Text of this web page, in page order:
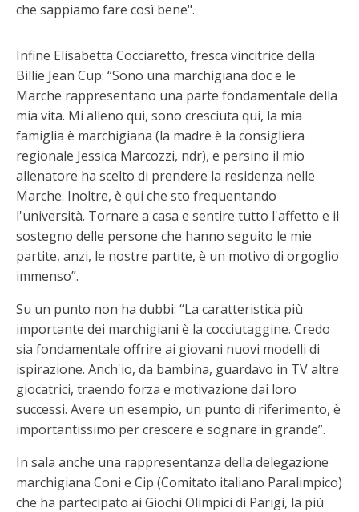
che sappiamo fare così bene".
Infine Elisabetta Cocciaretto, fresca vincitrice della
Billie Jean Cup: “Sono una marchigiana doc e le
Marche rappresentano una parte fondamentale della
mia vita. Mi alleno qui, sono cresciuta qui, la mia
famiglia è marchigiana (la madre è la consigliera
regionale Jessica Marcozzi, ndr), e persino il mio
allenatore ha scelto di prendere la residenza nelle
Marche. Inoltre, è qui che sto frequentando
l'università. Tornare a casa e sentire tutto l'affetto e il
sostegno delle persone che hanno seguito le mie
partite, anzi, le nostre partite, è un motivo di orgoglio
immenso”.
Su un punto non ha dubbi: “La caratteristica più
importante dei marchigiani è la cocciutaggine. Credo
sia fondamentale offrire ai giovani nuovi modelli di
ispirazione. Anch'io, da bambina, guardavo in TV altre
giocatrici, traendo forza e motivazione dai loro
successi. Avere un esempio, un punto di riferimento, è
importantissimo per crescere e sognare in grande”.
In sala anche una rappresentanza della delegazione
marchigiana Coni e Cip (Comitato italiano Paralimpico)
che ha partecipato ai Giochi Olimpici di Parigi, la più